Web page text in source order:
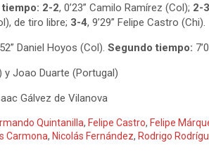
2-2, 0’23” Camilo Ramírez (Col); 2-3
de tiro libre; 3-4, 9’29” Felipe Castro (Chi).
Daniel Hoyos (Col). Segundo tiempo:
y Joao Duarte (Portugal)
Gálvez de Vilanova
Quintanilla, Felipe Castro, Felipe
Carmona, Nicolás Fernández, Rodrigo